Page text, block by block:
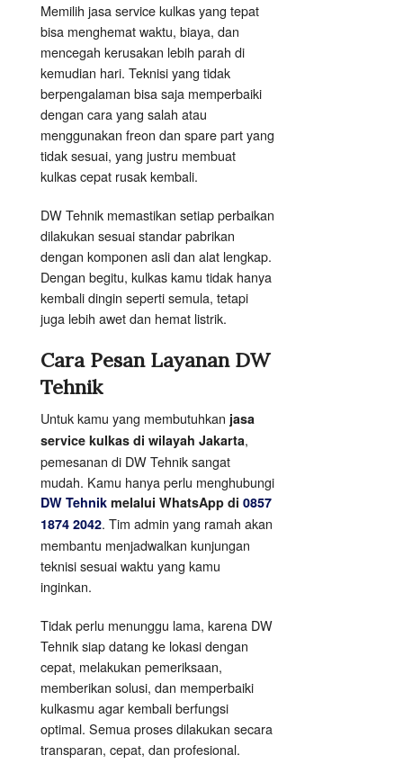
Memilih jasa service kulkas yang tepat
bisa menghemat waktu, biaya, dan
mencegah kerusakan lebih parah di
kemudian hari. Teknisi yang tidak
berpengalaman bisa saja memperbaiki
dengan cara yang salah atau
menggunakan freon dan spare part yang
tidak sesuai, yang justru membuat
kulkas cepat rusak kembali.
DW Tehnik memastikan setiap perbaikan
dilakukan sesuai standar pabrikan
dengan komponen asli dan alat lengkap.
Dengan begitu, kulkas kamu tidak hanya
kembali dingin seperti semula, tetapi
juga lebih awet dan hemat listrik.
Cara Pesan Layanan DW
Tehnik
Untuk kamu yang membutuhkan jasa
service kulkas di wilayah Jakarta,
pemesanan di DW Tehnik sangat
mudah. Kamu hanya perlu menghubungi
DW Tehnik melalui WhatsApp di 0857
1874 2042. Tim admin yang ramah akan
membantu menjadwalkan kunjungan
teknisi sesuai waktu yang kamu
inginkan.
Tidak perlu menunggu lama, karena DW
Tehnik siap datang ke lokasi dengan
cepat, melakukan pemeriksaan,
memberikan solusi, dan memperbaiki
kulkasmu agar kembali berfungsi
optimal. Semua proses dilakukan secara
transparan, cepat, dan profesional.